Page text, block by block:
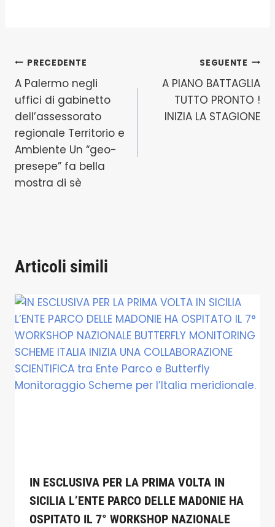
Navigazione
articoli
PRECEDENTE
A Palermo negli
uffici di gabinetto
dell’assessorato
regionale Territorio e
Ambiente Un “geo-
presepe” fa bella
mostra di sè
SEGUENTE
A PIANO BATTAGLIA
TUTTO PRONTO !
INIZIA LA STAGIONE
Articoli simili
IN ESCLUSIVA PER LA PRIMA VOLTA IN
SICILIA L’ENTE PARCO DELLE MADONIE HA
OSPITATO IL 7° WORKSHOP NAZIONALE